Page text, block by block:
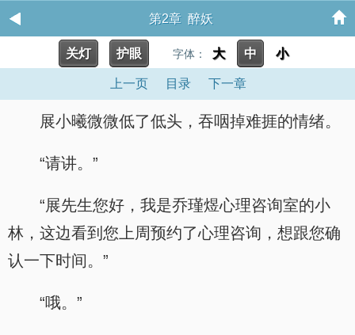
第2章 醉妖
关灯 护眼 字体： 大 中 小
上一页 目录 下一章
展小曦微微低了低头，吞咽掉难捱的情绪。
“请讲。”
“展先生您好，我是乔瑾煜心理咨询室的小
林，这边看到您上周预约了心理咨询，想跟您确
认一下时间。”
“哦。”